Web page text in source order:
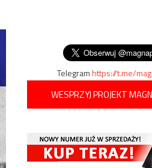
Telegramhttps://t.me/
WESPRZYJ PROJEKT